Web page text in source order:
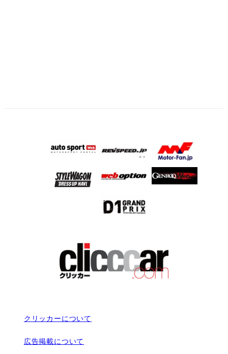
クリッカーについて
広告掲載について